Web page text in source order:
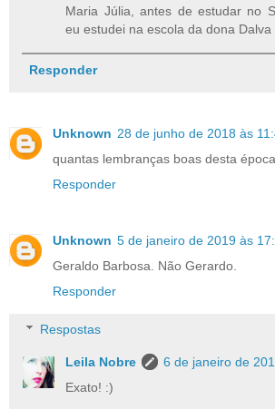
Maria Júlia, antes de estudar no
eu estudei na escola da dona Dalva
Responder
Unknown 28 de junho de 2018 às
quantas lembranças boas desta época
Responder
Unknown 5 de janeiro de 2019 às
Geraldo Barbosa. Não Gerardo.
Responder
Respostas
Leila Nobre
6 de janeiro de
Exato! :)